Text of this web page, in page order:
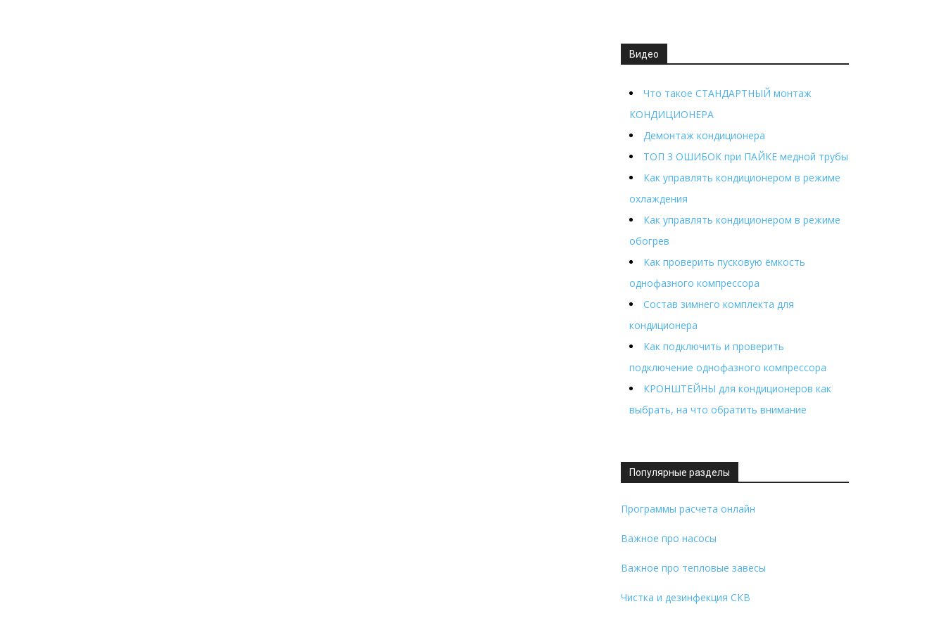
Видео
Что такое СТАНДАРТНЫЙ монтаж
КОНДИЦИОНЕРА
Демонтаж кондиционера
ТОП 3 ОШИБОК при ПАЙКЕ медной трубы
Как управлять кондиционером в режиме
охлаждения
Как управлять кондиционером в режиме
обогрев
Как проверить пусковую ёмкость
однофазного компрессора
Состав зимнего комплекта для
кондиционера
Как подключить и проверить
подключение однофазного компрессора
КРОНШТЕЙНЫ для кондиционеров как
выбрать, на что обратить внимание
Популярные разделы
Программы расчета онлайн
Важное про насосы
Важное про тепловые завесы
Чистка и дезинфекция СКВ